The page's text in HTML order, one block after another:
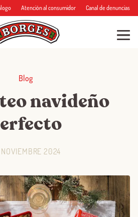
Atención al consumidor Canal de denuncias
Blog
navideño
2024